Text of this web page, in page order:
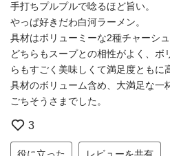
手打ちプルプルで唸るほど旨い。
やっぱ好きだわ白河ラーメン。
具材はボリューミーな2種チャーシュ
どちらもスープとの相性がよく、ボ
らもすごく美味しくて満足度ともに
具材のボリューム含め、大満足な一
ごちそうさまでした。
3